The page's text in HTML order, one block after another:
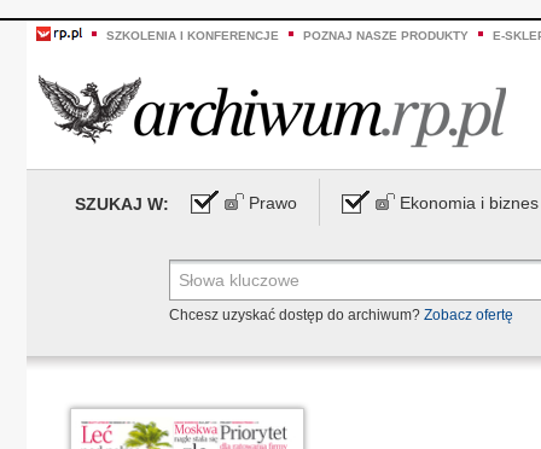
SZKOLENIA I KONFERENCJE POZNAJ NASZE PRODUKTY E-
SZUKAJ W: Prawo Ekonomia i biznes
Chcesz uzyskać dostęp do archiwum? Zobacz ofertę